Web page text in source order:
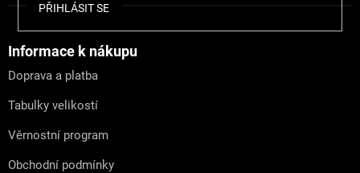
PŘIHLÁSIT SE
Informace k nákupu
Doprava a platba
Tabulky velikostí
Věrnostní program
Obchodní podmínky